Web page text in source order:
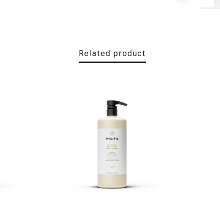
Related product